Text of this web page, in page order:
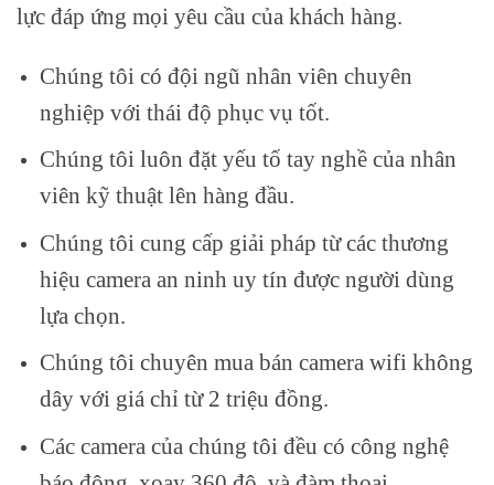
lực đáp ứng mọi yêu cầu của khách hàng.
Chúng tôi có đội ngũ nhân viên chuyên
nghiệp với thái độ phục vụ tốt.
Chúng tôi luôn đặt yếu tố tay nghề của nhân
viên kỹ thuật lên hàng đầu.
Chúng tôi cung cấp giải pháp từ các thương
hiệu camera an ninh uy tín được người dùng
lựa chọn.
Chúng tôi chuyên mua bán camera wifi không
dây với giá chỉ từ 2 triệu đồng.
Các camera của chúng tôi đều có công nghệ